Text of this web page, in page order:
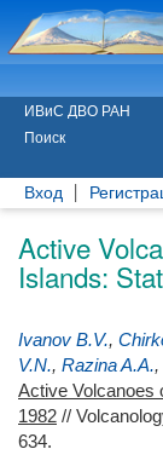
ИВиС ДВО РАН
Поиск
Вход
Active
Islands:
Ivanov B.V.,
V.N., Razina A.A.,
Active Volcanoes
1982 //
634.